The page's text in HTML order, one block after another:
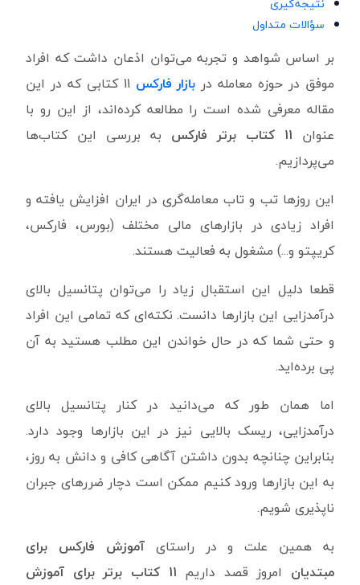
سؤالات متداول
بر اساس شواهد و تجربه می‌توان اذعان داشت که افراد
موفق در حوزه معامله در بازار فارکس
11 کتابی که در این
مقاله معرفی شده است را مطالعه کرده‌اند، از این رو با
عنوان 11 کتاب برتر فارکس به بررسی این کتاب‌ها
می‌پردازیم.
این روزها تب و تاب معامله‌گری در ایران افزایش یافته و
افراد زیادی در بازارهای مالی مختلف (بورس، فارکس،
کریپتو و...) مشغول به فعالیت هستند.
قطعا دلیل این استقبال زیاد را می‌توان پتانسیل بالای
درآمدزایی این بازارها دانست. نکته‌ای که تمامی این افراد
و حتی شما که در حال خواندن این مطلب هستید به آن
پی برده‌اید.
اما همان طور که می‌دانید در کنار پتانسیل بالای
درآمدزایی، ریسک بالایی نیز در این بازارها وجود دارد.
بنابراین چنانچه بدون داشتن آگاهی کافی و دانش به روز،
به این بازارها ورود کنیم ممکن است دچار ضررهای جبران
ناپذیری شویم.
به همین علت و در راستایآموزش فارکس برای
مبتدیان امروز قصد داریم 11 کتاب برتر برای آموزش